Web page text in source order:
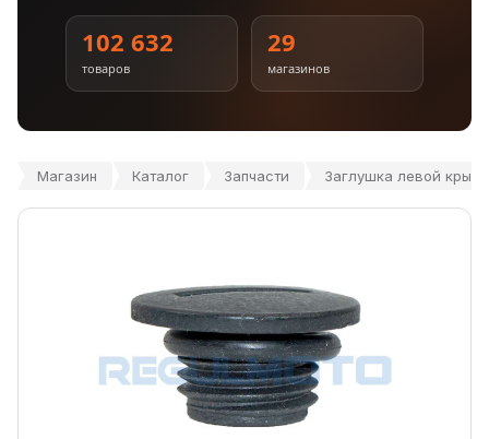
102 632
товаров
29
магазинов
Магазин Каталог Запчасти Заглушка левой